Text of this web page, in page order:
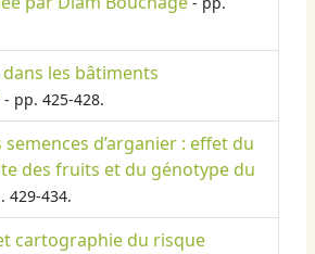
les bâtiments
- pp. 425-428.
semences d’arganier : effet du
des fruits et du génotype du
429-434.
cartographie du risque